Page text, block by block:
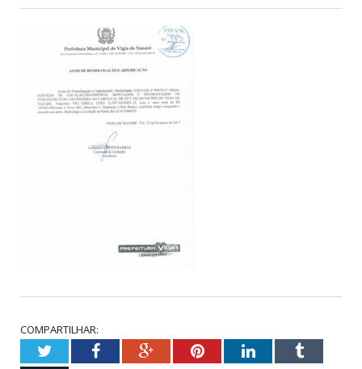
COMPARTILHAR:
TwitterFacebookGoogle+PinterestLinkedInTumblr